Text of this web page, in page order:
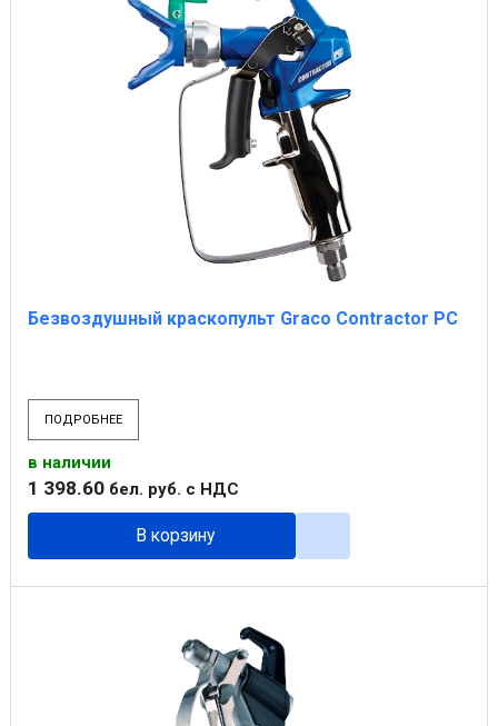
Безвоздушный краскопульт Graco Contractor PC
ПОДРОБНЕЕ
в наличии
1 398.60 бел. руб. с НДС
В корзину